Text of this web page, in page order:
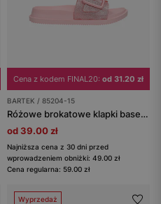
Cena z kodem FINAL20: od 31.20 zł
BARTEK / 85204-15
Różowe brokatowe klapki basenowe dziewczęce BARTEK 85204-15
od 39.00 zł
Najniższa cena z 30 dni przed
wprowadzeniem obniżki: 49.00 zł
Cena regularna: 59.00 zł
Wyprzedaż